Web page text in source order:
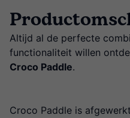
Altijd al de perfecte
functionaliteit willen
Croco Paddle.
Croco Paddle is